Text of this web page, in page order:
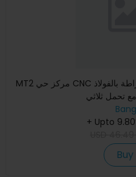
MT2 مركز حي CNC الملموسة بمقياس 0.02 بوصة للخراطة بالفولاذ
تحمل ثلاثي
+ Upto